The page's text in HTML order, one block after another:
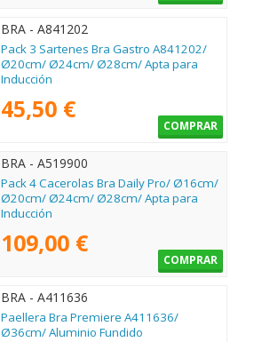
BRA - A841202
Pack 3 Sartenes Bra Gastro A841202/
Ø20cm/ Ø24cm/ Ø28cm/ Apta para
Inducción
45,50 €
COMPRAR
BRA - A519900
Pack 4 Cacerolas Bra Daily Pro/ Ø16cm/
Ø20cm/ Ø24cm/ Ø28cm/ Apta para
Inducción
109,00 €
COMPRAR
BRA - A411636
Paellera Bra Premiere A411636/
Ø36cm/ Aluminio Fundido